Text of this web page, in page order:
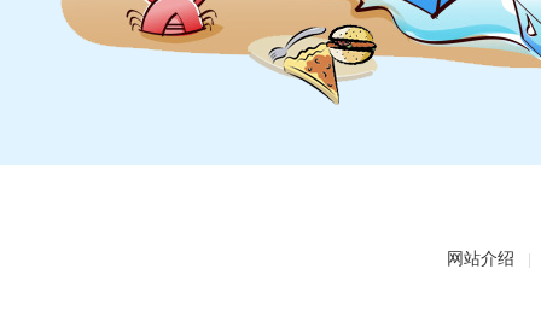
网站介绍